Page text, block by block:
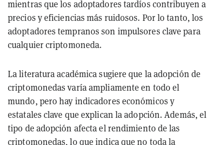
mientras que los adoptadores tardíos contribuyen a
precios y eficiencias más ruidosos. Por lo tanto, los
adoptadores tempranos son impulsores clave para
cualquier criptomoneda.
La literatura académica sugiere que la adopción de
criptomonedas varía ampliamente en todo el
mundo, pero hay indicadores económicos y
estatales clave que explican la adopción. Además, el
tipo de adopción afecta el rendimiento de las
criptomonedas, lo que indica que no toda la